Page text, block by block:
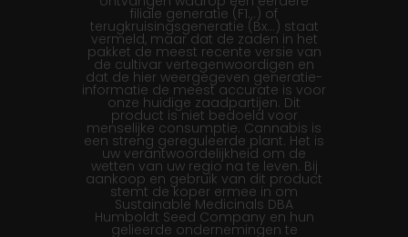
filiale generatie (F1…) of
terugkruisingsgeneratie (Bx…) staat
vermeld, maar dat de zaden in het
pakket de meest recente versie van
de cultivar vertegenwoordigen en
dat de hier weergegeven generatie-
informatie de meest accurate is voor
onze huidige zaadpartijen. Dit
product is niet bedoeld voor
menselijke consumptie. Cannabis is
een streng gereguleerde plant. Het is
uw verantwoordelijkheid om de
wetten van uw regio na te leven. Bij
aankoop en gebruik van dit product
stemt de koper ermee in om
Sustainable Medicinals DBA
Humboldt Seed Company en hun
gelieerde ondernemingen te